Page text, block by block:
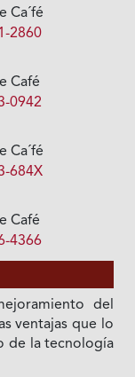
Ca´fé
2860
Café
0942
Ca´fé
684X
Café
4366
del
ventajas que lo
de la tecnología